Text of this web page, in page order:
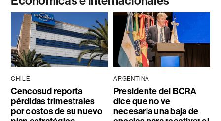
CHILE
Cencosud reporta
pérdidas trimestrales
por costos de su nuevo
ARGENTINA
Presidente del BCRA
dice que no ve
necesaria una baja de